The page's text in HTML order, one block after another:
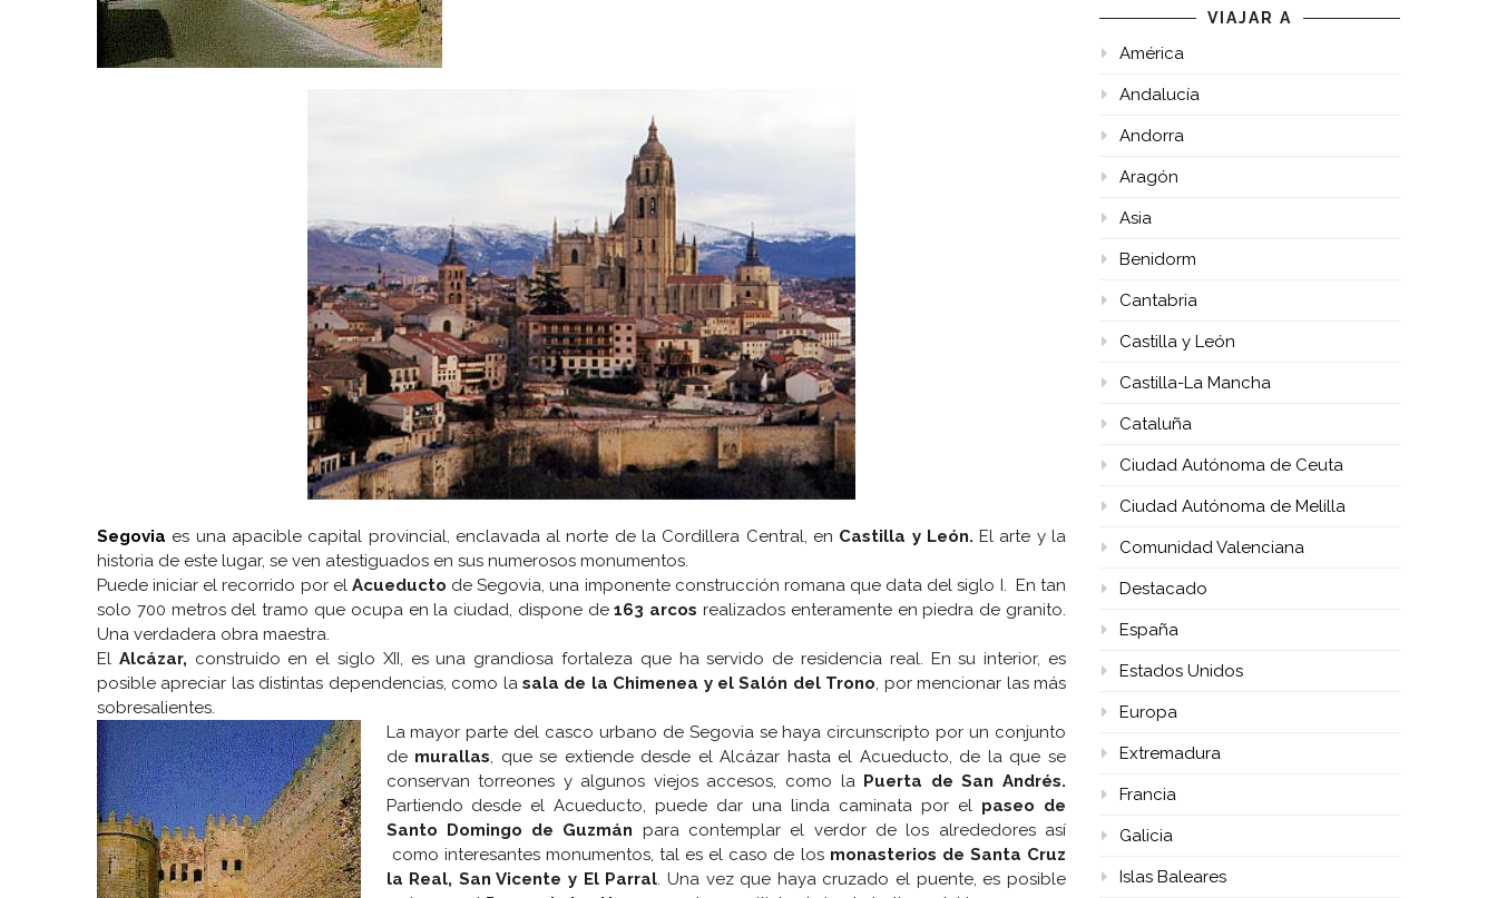
Segovia es una apacible capital provincial, enclavada al norte de la Cordillera Central, en Castilla y León. El arte y la
historia de este lugar, se ven atestiguados en sus numerosos monumentos.
Puede iniciar el recorrido por el Acueducto de Segovia, una imponente construcción romana que data del siglo I. En tan
solo 700 metros del tramo que ocupa en la ciudad, dispone de163 arcos realizados enteramente en piedra de granito.
Una verdadera obra maestra.
El Alcázar, construido en el siglo XII, es una grandiosa fortaleza que ha servido de residencia real. En su interior, es
posible apreciar las distintas dependencias, como lasala de la Chimenea y el Salón del Trono, por mencionar las más
sobresalientes.
La mayor parte del casco urbano de Segovia se haya circunscripto por un conjunto
de murallas, que se extiende desde el Alcázar hasta el Acueducto, de la que se
conservan torreones y algunos viejos accesos, como la Puerta de San Andrés.
Partiendo desde el Acueducto, puede dar una linda caminata por el paseo de
Santo Domingo de Guzmán para contemplar el verdor de los alrededores así
como interesantes monumentos, tal es el caso de losmonasterios de Santa Cruz
la Real, San Vicente y El Parral. Una vez que haya cruzado el puente, es posible
VIAJAR A
América
Andalucía
Andorra
Aragón
Asia
Benidorm
Cantabria
Castilla y León
Castilla-La Mancha
Cataluña
Ciudad Autónoma de Ceuta
Ciudad Autónoma de Melilla
Comunidad Valenciana
Destacado
España
Estados Unidos
Europa
Extremadura
Francia
Galicia
Islas Baleares